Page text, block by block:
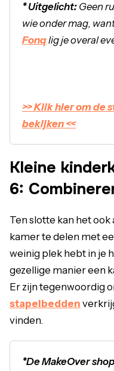
* Uitgelicht: Geen
wie onder mag,
Fonqlig je overal
>> Klik hier om de
bekijken <<
Kleine
6:
Ten slotte kan het
kamer te delen met
weinig plek hebt in je
gezellige manier een
Er zijn tegenwoordig
stapelbedden
vinden.
*De MakeOver